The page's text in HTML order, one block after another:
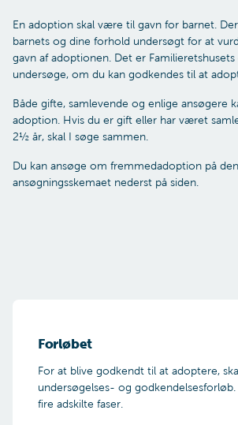
En adoption skal være til gavn for barnet.
barnets og dine forhold undersøgt for at
gavn af adoptionen. Det er
undersøge, om du kan godkendes til at
Både gifte, samlevende og enlige ansøgere
adoption. Hvis du er gift eller har været
2½ år, skal I søge sammen.
Du kan ansøge om fremmedadoption på
ansøgningsskemaet nederst på siden.
Forløbet
For at blive godkendt til at adoptere,
undersøgelses- og
fire adskilte faser.